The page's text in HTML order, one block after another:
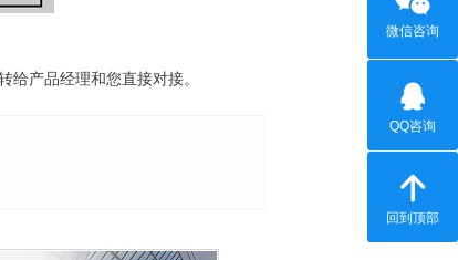
给产品经理和您直接对接。
微信咨询
QQ咨询
回到顶部